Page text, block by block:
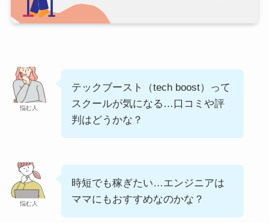
悩む人
テックブースト（tech boost）って
スクールが気になる…口コミや評
判はどうかな？
悩む人
時短でも稼ぎたい…エンジニアは
ママにもおすすめなのかな？